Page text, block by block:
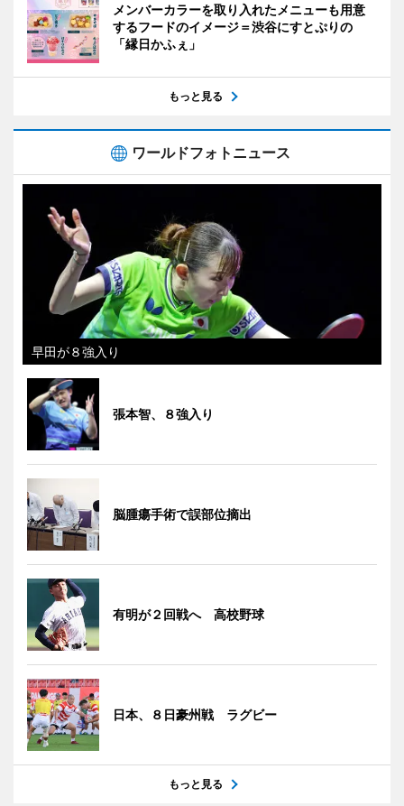
メンバーカラーを取り入れたメニューも用意
するフードのイメージ＝渋谷にすとぷりの
「縁日かふぇ」
もっと見る
ワールドフォトニュース
早田が８強入り
張本智、８強入り
脳腫瘍手術で誤部位摘出
有明が２回戦へ 高校野球
日本、８日豪州戦 ラグビー
もっと見る